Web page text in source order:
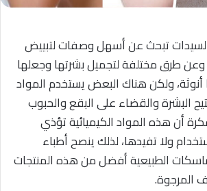
تبحث عن أسهل وصفات لتبييض
طرق مختلفة لتجميل بشرتها وجعلها
ولكن هناك البعض يستخدم المواد
البشرة والقضاء على البقع والحبوب
أن هذه المواد الكيميائية تؤذي
ولا تفيدها، لذلك ينصح أطباء
الطبيعية أفضل من هذه المنتجات
المرجوة.